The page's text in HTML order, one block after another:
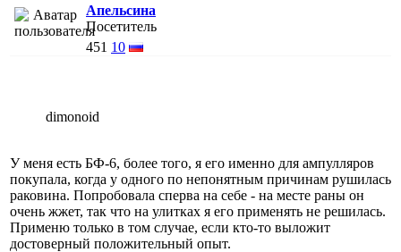
Апельсина
Посетитель
451 10
dimonoid
У меня есть БФ-6, более того, я его именно для ампулляров
покупала, когда у одного по непонятным причинам рушилась
раковина. Попробовала сперва на себе - на месте раны он
очень жжет, так что на улитках я его применять не решилась.
Применю только в том случае, если кто-то выложит
достоверный положительный опыт.